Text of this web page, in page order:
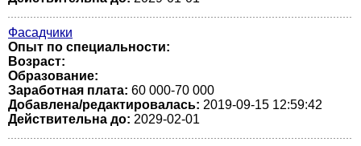
Фасадчики
Опыт по специальности:
Возраст:
Образование:
Заработная плата: 60 000-70 000
Добавлена/редактировалась: 2019-09-15 12:59:42
Действительна до: 2029-02-01